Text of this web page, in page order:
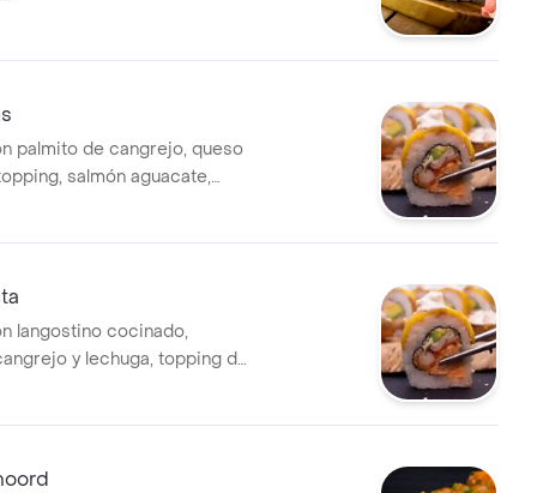
palmito de cangrejo, queso
salmón aguacate,
langostino cocinado,
y lechuga, topping de